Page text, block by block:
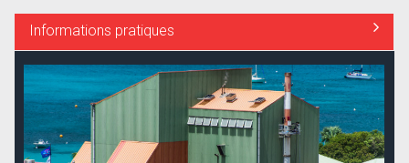
Informations pratiques